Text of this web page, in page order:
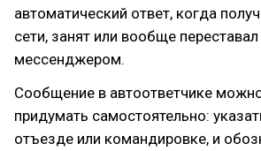
автоматический ответ, когда
сети, занят или вообще
мессенджером.
Сообщение в автоответчике
придумать самостоятельно:
отъезде или командировке, и